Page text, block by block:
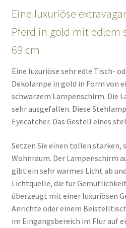
Eine luxuriöse
Pferd in gold mit edlem
69 cm
Eine luxuriöse sehr edle Tisch-
Dekolampe in gold in Form von
schwarzem Lampenschirm. Die
sehr ausgefallen. Diese
Eyecatcher. Das Gestell eines
Setzen Sie einen tollen starken,
Wohnraum. Der Lampenschirm
gibt ein sehr warmes Licht ab
Lichtquelle, die für
überzeugt mit einer luxuriösen
Anrichte oder einem
im Eingangsbereich im Flur auf